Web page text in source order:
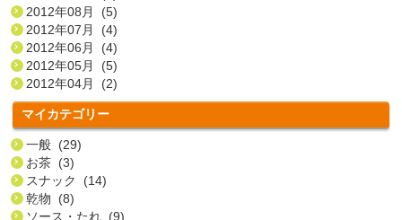
2012年08月 (5)
2012年07月 (4)
2012年06月 (4)
2012年05月 (5)
2012年04月 (2)
マイカテゴリー
一般 (29)
お茶 (3)
スナック (14)
乾物 (8)
ソース・たれ (9)